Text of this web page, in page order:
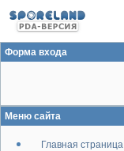
Форма входа
Меню сайта
Главная страница